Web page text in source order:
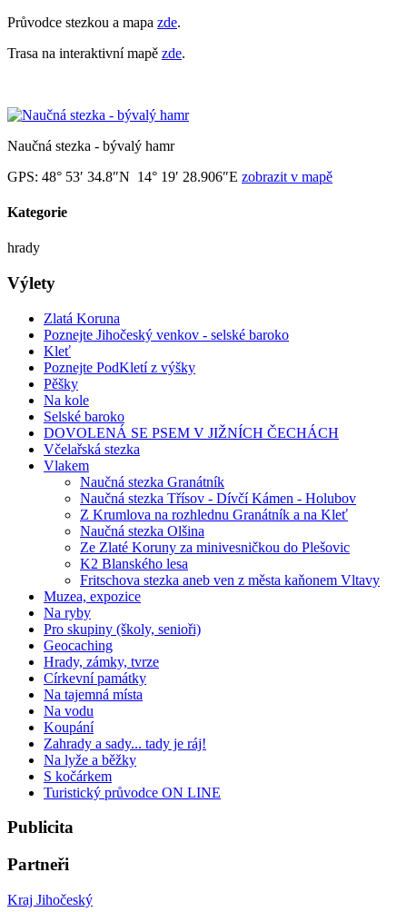
Průvodce stezkou a mapa zde.
Trasa na interaktivní mapě zde.
Naučná stezka - bývalý hamr
GPS: 48° 53′ 34.8″N 14° 19′ 28.906″E zobrazit v mapě
Kategorie
hrady
Výlety
Zlatá Koruna
Poznejte Jihočeský venkov - selské baroko
Kleť
Poznejte PodKletí z výšky
Pěšky
Na kole
Selské baroko
DOVOLENÁ SE PSEM V JIŽNÍCH ČECHÁCH
Včelařská stezka
Vlakem
Naučná stezka Granátník
Naučná stezka Třísov - Dívčí Kámen - Holubov
Z Krumlova na rozhlednu Granátník a na Kleť
Naučná stezka Olšina
Ze Zlaté Koruny za minivesničkou do Plešovic
K2 Blanského lesa
Fritschova stezka aneb ven z města kaňonem Vltavy
Muzea, expozice
Na ryby
Pro skupiny (školy, senioři)
Geocaching
Hrady, zámky, tvrze
Církevní památky
Na tajemná místa
Na vodu
Koupání
Zahrady a sady... tady je ráj!
Na lyže a běžky
S kočárkem
Turistický průvodce ON LINE
Publicita
Partneři
Kraj Jihočeský